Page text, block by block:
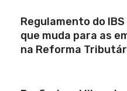
Regulamento do IBS
que muda para as
na Reforma